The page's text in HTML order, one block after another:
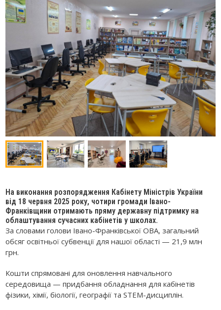
На виконання розпорядження Кабінету Міністрів України
від 18 червня 2025 року, чотири громади Івано-
Франківщини отримають пряму державну підтримку на
облаштування сучасних кабінетів у школах.
За словами голови Івано-Франківської ОВА, загальний
обсяг освітньої субвенції для нашої області — 21,9 млн
грн.
Кошти спрямовані для оновлення навчального
середовища — придбання обладнання для кабінетів
фізики, хімії, біології, географії та STEM-дисциплін.